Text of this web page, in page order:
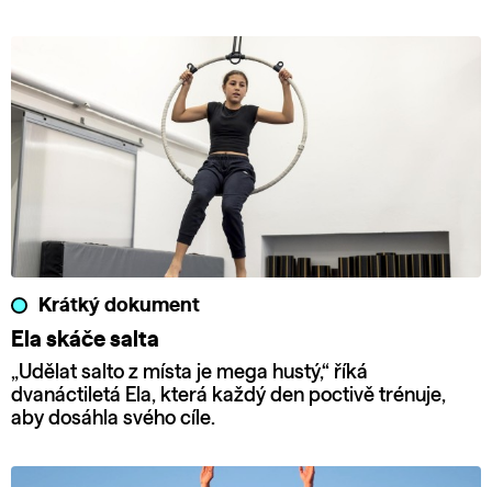
Krátký dokument
Ela skáče salta
„Udělat salto z místa je mega hustý,“ říká
dvanáctiletá Ela, která každý den poctivě trénuje,
aby dosáhla svého cíle.